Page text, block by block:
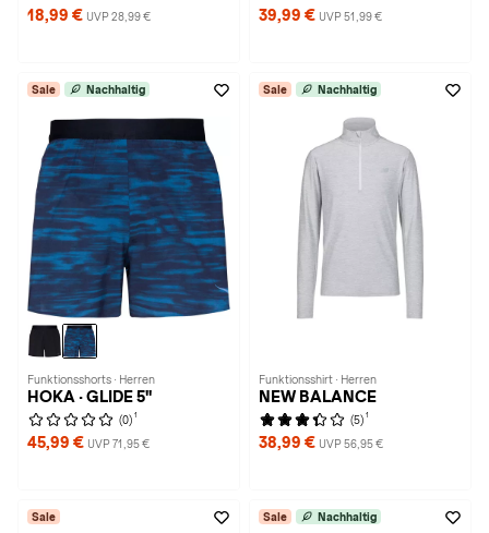
18,99 € UVP 28,99 € 39,99 € UVP 51,99 €
Sale Nachhaltig
Funktionsshorts · Herren
HOKA · GLIDE 5''
(0) 1
45,99 € UVP 71,95 €
Sale Nachhaltig
Funktionsshirt · Herren
NEW BALANCE
(5) 1
38,99 € UVP 56,95 €
Sale Sale Nachhaltig